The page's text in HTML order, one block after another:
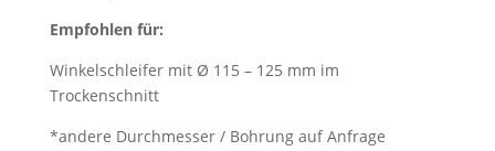
Empfohlen für:
Winkelschleifer mit Ø 115 – 125 mm im
Trockenschnitt
*andere Durchmesser / Bohrung auf Anfrage